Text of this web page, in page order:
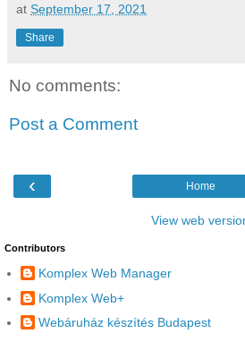
at September 17, 2021
Share
No comments:
Post a Comment
‹ Home
View web
Contributors
Komplex Web Manager
Komplex Web+
Webáruház készítés Budapest